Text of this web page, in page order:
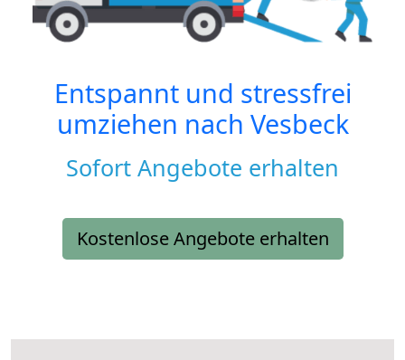
Entspannt und stressfrei
umziehen nach Vesbeck
Sofort Angebote erhalten
Kostenlose Angebote erhalten